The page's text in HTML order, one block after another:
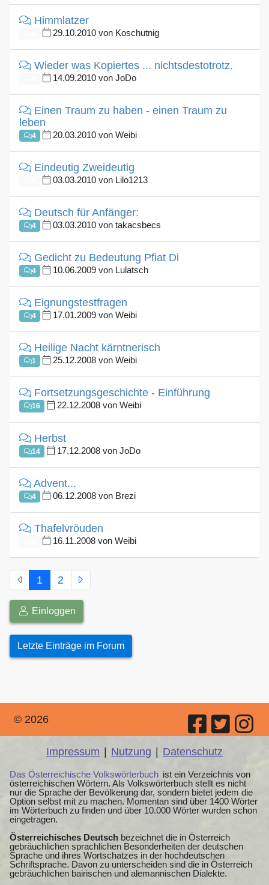
Himmlatzer
29.10.2010 von Koschutnig
Wieder was Kopiertes ... nichtsdestotrotz.
14.09.2010 von JoDo
Einen Traum zu haben - einen Traum zu
leben
4 20.03.2010 von Weibi
Eindeutig Zweideutig
03.03.2010 von Lilo1213
Deutsch für Anfänger:
4 03.03.2010 von takacsbecs
Gedicht zu Bedeutung Pfiat Di
4 10.06.2009 von Lulatsch
Eignungstestfragen
4 17.01.2009 von Weibi
Heilige Nacht kärntnerisch
1 25.12.2008 von Weibi
Fortsetzungsgeschichte - Einführung
16 22.12.2008 von Weibi
Herbst
14 17.12.2008 von JoDo
Advent...
4 06.12.2008 von Brezi
Thafelvröuden
16.11.2008 von Weibi
1 2
Einloggen
Letzte Einträge im Forum
© 2026
Impressum | Nutzung | Datenschutz
Das Österreichische Volkswörterbuch ist ein Verzeichnis von
österreichischen Wörtern. Als Volkswörterbuch stellt es nicht
nur die Sprache der Bevölkerung dar, sondern bietet jedem die
Option selbst mit zu machen. Momentan sind über 1400 Wörter
im Wörterbuch zu finden und über 10.000 Wörter wurden schon
eingetragen.
Österreichisches Deutsch bezeichnet die in Österreich
gebräuchlichen sprachlichen Besonderheiten der deutschen
Sprache und ihres Wortschatzes in der hochdeutschen
Schriftsprache. Davon zu unterscheiden sind die in Österreich
gebräuchlichen bairischen und alemannischen Dialekte.